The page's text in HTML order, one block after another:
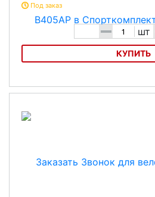
Под заказ
- шт
КУПИТЬ
Звонок для велосипеда Nuvo NH-B405AP